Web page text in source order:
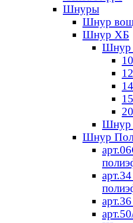
Шнуры
Шнур
Шнур ХБ
Шнур
Шнур
Шнур